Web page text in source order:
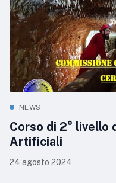
NEWS
Corso di 2° livello
Artificiali
24 agosto 2024